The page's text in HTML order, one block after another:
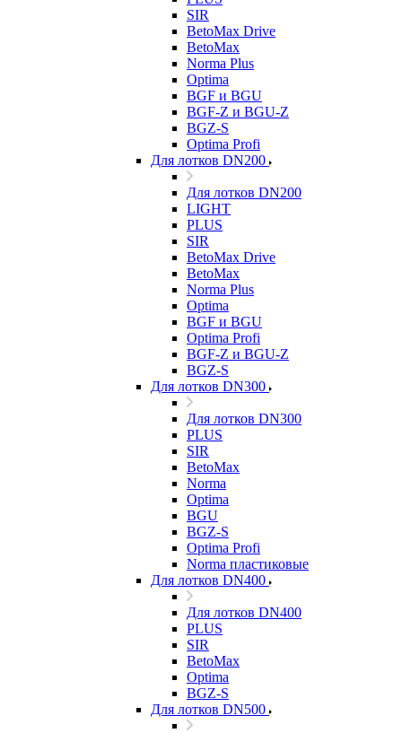
SIR
BetoMax Drive
BetoMax
Norma Plus
Optima
BGF и BGU
BGF-Z и BGU-Z
BGZ-S
Optima Profi
Для лотков DN200
Для лотков DN200
LIGHT
PLUS
SIR
BetoMax Drive
BetoMax
Norma Plus
Optima
BGF и BGU
Optima Profi
BGF-Z и BGU-Z
BGZ-S
Для лотков DN300
Для лотков DN300
PLUS
SIR
BetoMax
Norma
Optima
BGU
BGZ-S
Optima Profi
Norma пластиковые
Для лотков DN400
Для лотков DN400
PLUS
SIR
BetoMax
Optima
BGZ-S
Для лотков DN500